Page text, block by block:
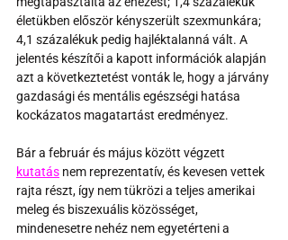
életükben először kényszerült szexmunkára;
4,1 százalékuk pedig hajléktalanná vált. A
jelentés készítői a kapott információk alapján
azt a következtetést vonták le, hogy a járvány
gazdasági és mentális egészségi hatása
kockázatos magatartást eredményez.
Bár a február és május között végzett
kutatás nem reprezentatív, és kevesen vettek
rajta részt, így nem tükrözi a teljes amerikai
meleg és biszexuális közösséget,
mindenesetre nehéz nem egyetérteni a